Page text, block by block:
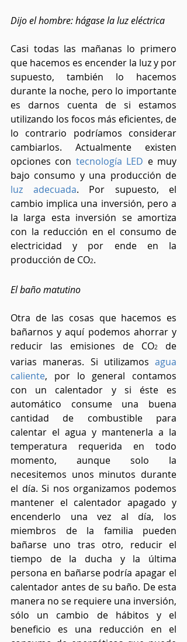
Dijo el hombre: hágase la luz eléctrica
Casi todas las mañanas lo primero
que hacemos es encender la luz y por
supuesto, también lo hacemos
durante la noche, pero lo importante
es darnos cuenta de si estamos
utilizando los focos más eficientes, de
lo contrario podríamos considerar
cambiarlos. Actualmente existen
opciones con tecnología LED e muy
luz adecuada. Por supuesto, el
cambio implica una inversión, pero a
la larga esta inversión se amortiza
con la reducción en el consumo de
electricidad y por ende en la
producción de CO2.
El baño matutino
Otra de las cosas que hacemos es
bañarnos y aquí podemos ahorrar y
reducir las emisiones de CO2
de
varias maneras. Si utilizamos agua
caliente, por lo general contamos
con un calentador y si éste es
automático consume una buena
cantidad de combustible para
calentar el agua y mantenerla a la
temperatura requerida en todo
momento, aunque solo la
necesitemos unos minutos durante
el día. Si nos organizamos podemos
mantener el calentador apagado y
encenderlo una vez al día, los
miembros de la familia pueden
bañarse uno tras otro, reducir el
tiempo de la ducha y la última
persona en bañarse podría apagar el
calentador antes de su baño. De esta
manera no se requiere una inversión,
sólo un cambio de hábitos y el
beneficio es una reducción en el